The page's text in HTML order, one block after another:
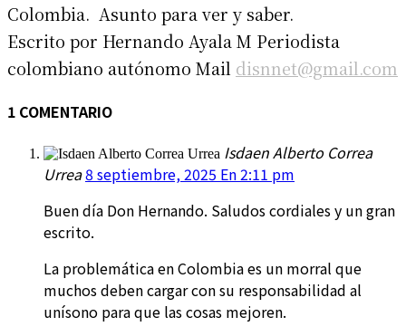
Colombia. Asunto para ver y saber.
Escrito por Hernando Ayala M Periodista
colombiano autónomo Mail disnnet@gmail.com
1 COMENTARIO
Isdaen Alberto Correa
Urrea8 septiembre, 2025 En 2:11 pm
Buen día Don Hernando. Saludos cordiales y un gran
escrito.
La problemática en Colombia es un morral que
muchos deben cargar con su responsabilidad al
unísono para que las cosas mejoren.